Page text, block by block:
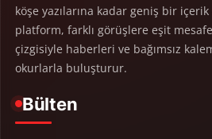
köşe yazılarına kadar geniş bir içerik
platform, farklı görüşlere eşit
çizgisiyle haberleri ve bağımsız
okurlarla buluşturur.
Bülten